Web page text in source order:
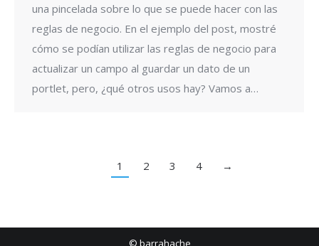
una pincelada sobre lo que se puede hacer con las
reglas de negocio. En el ejemplo del post, mostré
cómo se podían utilizar las reglas de negocio para
actualizar un campo al guardar un dato de un
portlet, pero, ¿qué otros usos hay? Vamos a…
1 2 3 4 →
© barrahache